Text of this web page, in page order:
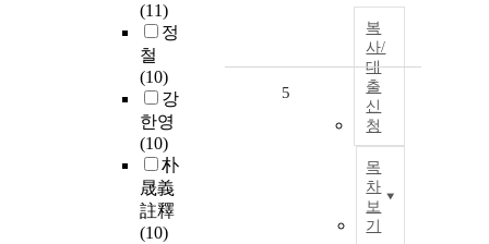
(11)
정
철
(10)
강
한영
(10)
朴
晟義
註釋
(10)
복
사/
대
출
신
청
목
차
보
기
5